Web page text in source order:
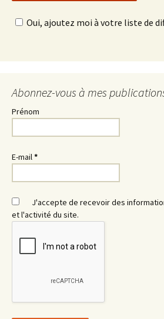
Oui, ajoutez moi à votre liste de
Abonnez-vous à mes
Prénom
E-mail*
J'accepte de recevoir des
et l'activité du site.